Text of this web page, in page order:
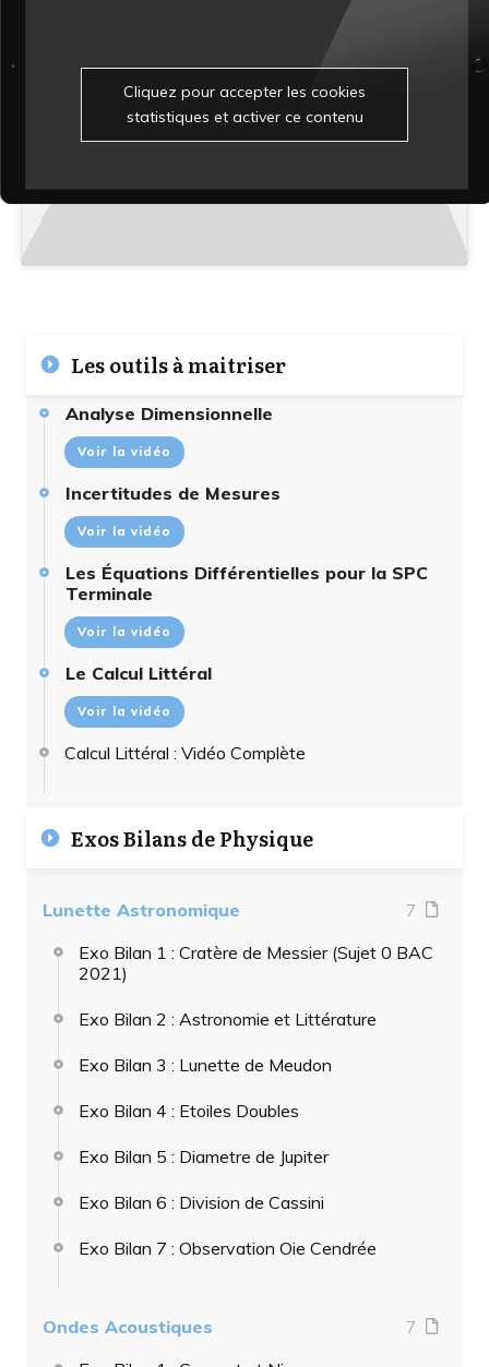
Cliquez pour accepter les cookies
statistiques et activer ce contenu
Les outils à maitriser
Analyse Dimensionnelle
Voir la vidéo
Incertitudes de Mesures
Voir la vidéo
Les Équations Différentielles pour la SPC
Terminale
Voir la vidéo
Le Calcul Littéral
Voir la vidéo
Calcul Littéral : Vidéo Complète
Exos Bilans de Physique
Lunette Astronomique 7
Exo Bilan 1 : Cratère de Messier (Sujet 0 BAC
2021)
Exo Bilan 2 : Astronomie et Littérature
Exo Bilan 3 : Lunette de Meudon
Exo Bilan 4 : Etoiles Doubles
Exo Bilan 5 : Diametre de Jupiter
Exo Bilan 6 : Division de Cassini
Exo Bilan 7 : Observation Oie Cendrée
Ondes Acoustiques 7